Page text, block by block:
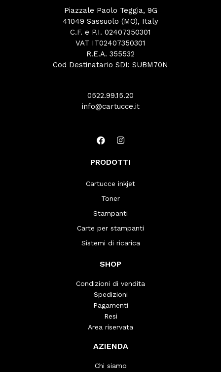
Piazzale Paolo Teggia, 9G
41049 Sassuolo (MO), Italy
C.F. e P.I. 02407350301
VAT IT02407350301
R.E.A. 355532
Cod Destinatario SDI: SUBM70N
0522.99.15.20
info@cartucce.it
PRODOTTI
Cartucce inkjet
Toner
Stampanti
Carte per stampanti
Sistemi di ricarica
SHOP
Condizioni di vendita
Spedizioni
Pagamenti
Resi
Area riservata
AZIENDA
Chi siamo